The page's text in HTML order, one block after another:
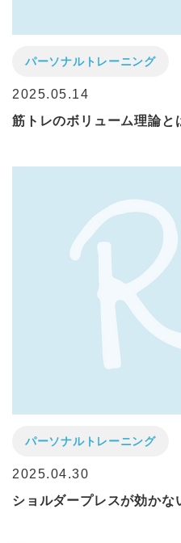
パーソナルトレーニング
2025.05.14
筋トレのボリューム理論
パーソナルトレーニング
2025.04.30
ショルダープレスが効か